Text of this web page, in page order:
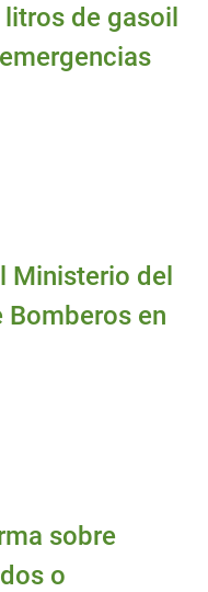
de gasoil
Ministerio del
Bomberos en
sobre
o